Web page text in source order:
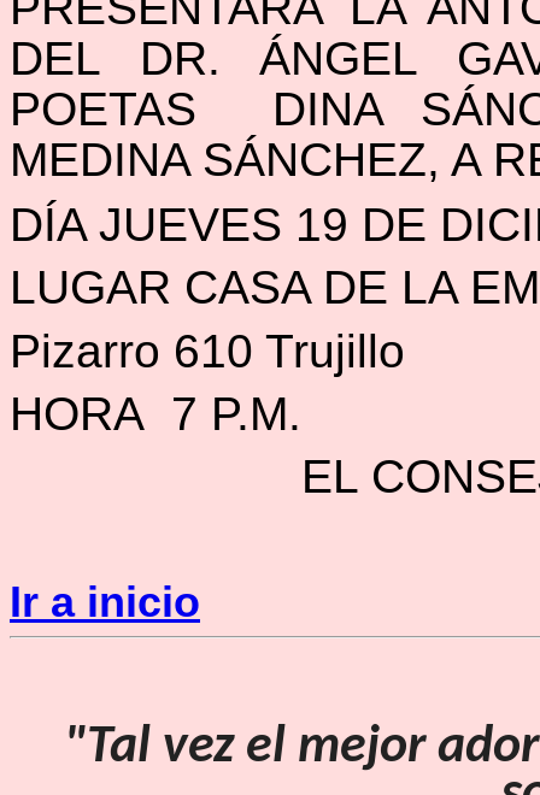
DEL DR. ÁNGEL
POETAS DINA
MEDINA SÁNCHEZ, A
DÍA JUEVES 19 DE
LUGAR CASA DE LA
Pizarro 610 Trujillo
HORA 7 P.M.
EL
Ir a inicio
"Tal vez el mejor